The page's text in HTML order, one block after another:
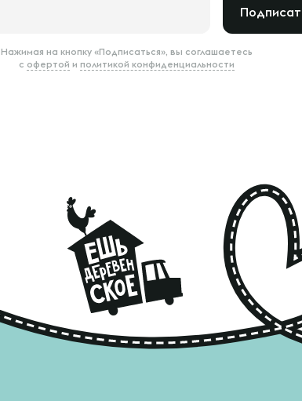
Нажимая на кнопку «Подписаться», вы соглашаетесь
с офертой и политикой конфиденциальности